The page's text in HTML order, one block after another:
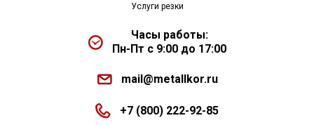
Услуги резки
Часы работы:
Пн-Пт с 9:00 до 17:00
mail@metallkor.ru
+7 (800) 222-92-85